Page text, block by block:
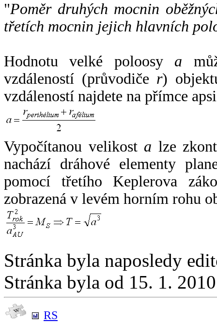
"Poměr druhých mocnin
třetích mocnin jejich hlavních
Hodnotu velké poloosy a
vzdáleností (průvodiče r)
vzdáleností najdete na přímce
Vypočítanou velikost a lze
nachází dráhové elementy
pomocí třetího Keplerova
zobrazená v levém horním rohu
Stránka byla naposledy
Stránka byla od 15. 1.
RS